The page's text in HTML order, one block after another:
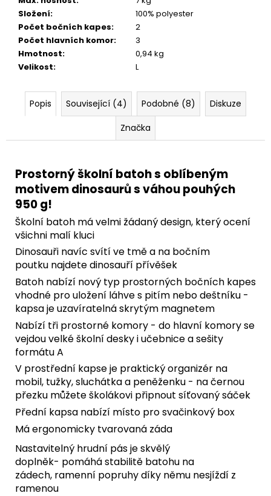
Složení:
100% polyester
Počet bočních kapes:
2
Počet hlavních komor:
3
Hmotnost:
0,94 kg
Velikost: L
Popis Související (4) Podobné (8)
Diskuze
Značka
Prostorný školní batoh s oblíbeným
motivem dinosaurů s váhou pouhých
950 g!
Školní batoh má velmi žádaný design, který ocení
všichni malí kluci
Dinosauři navíc svítí ve tmě a na bočním
poutku najdete dinosauří přívěšek
Batoh nabízí nový typ prostorných bočních kapes
vhodné pro uložení láhve s pitím nebo deštníku -
kapsa je uzavíratelná skrytým magnetem
Nabízí tři prostorné komory - do hlavní komory se
vejdou velké školní desky i učebnice a sešity
formátu A
V prostřední kapse je praktický organizér na
mobil, tužky, sluchátka a peněženku - na černou
přezku můžete školákovi připnout síťovaný sáček
Přední kapsa nabízí místo pro svačinkový box
Má ergonomicky tvarovaná záda
Nastavitelný hrudní pás je skvělý
doplněk- pomáhá stabilitě batohu na
zádech, ramenní popruhy díky němu nesjíždí z
ramenou